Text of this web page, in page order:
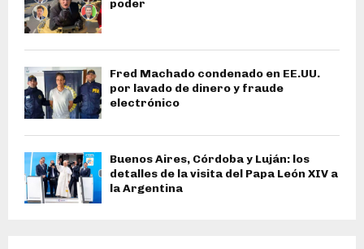
poder
Fred Machado condenado en EE.UU.
por lavado de dinero y fraude
electrónico
Buenos Aires, Córdoba y Luján: los
detalles de la visita del Papa León XIV a
la Argentina